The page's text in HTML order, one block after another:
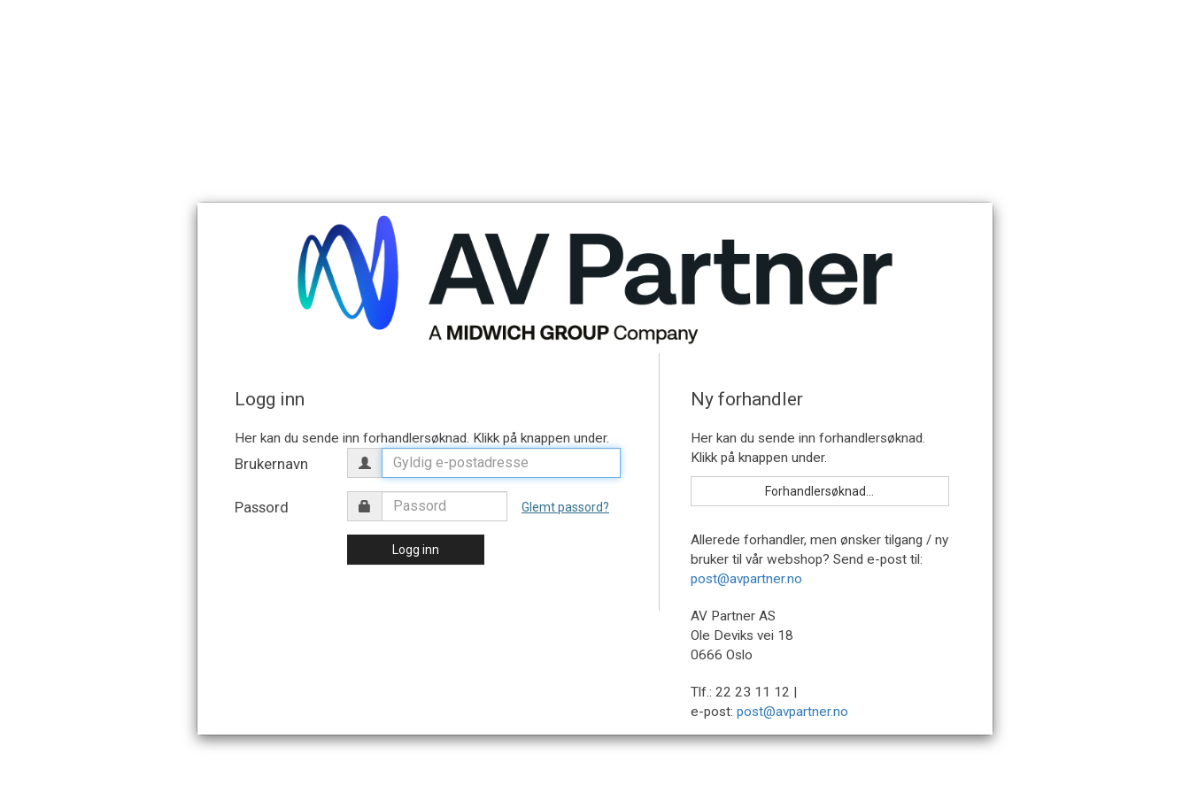
Logg inn
Brukernavn
Passord Glemt passord?
Logg inn
Ny forhandler
Allerede forhandler, men ønsker tilgang / ny
bruker til vår webshop? Send e-post til:
post@avpartner.no
AV Partner AS
Ole Deviks vei 18
0666 Oslo
Tlf.: 22 23 11 12 |
e-post: post@avpartner.no